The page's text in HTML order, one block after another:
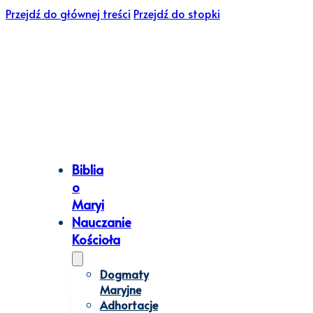
Przejdź do głównej treści Przejdź do stopki
Biblia
o
Maryi
Nauczanie
Kościoła
Dogmaty
Maryjne
Adhortacje